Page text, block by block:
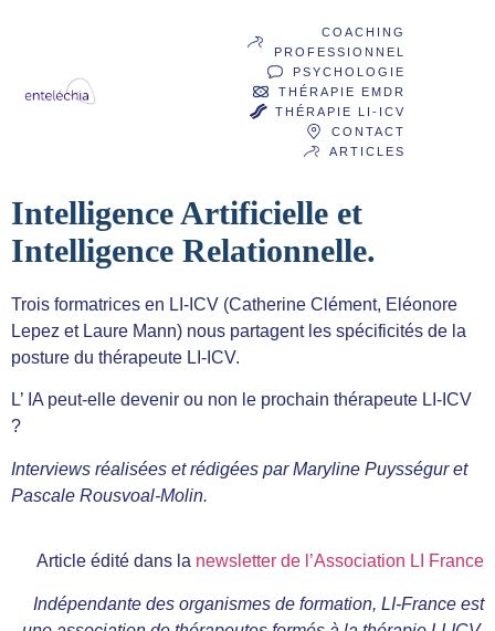
COACHING
PROFESSIONNEL
PSYCHOLOGIE
THÉRAPIE EMDR
THÉRAPIE LI-ICV
CONTACT
ARTICLES
Intelligence Artificielle et
Intelligence Relationnelle.
Trois formatrices en LI-ICV (Catherine Clément, Eléonore
Lepez et Laure Mann) nous partagent les spécificités de la
posture du thérapeute LI-ICV.
L’ IA peut-elle devenir ou non le prochain thérapeute LI-ICV
?
Interviews réalisées et rédigées par Maryline Puysségur et
Pascale Rousvoal-Molin.
Article édité dans la newsletter de l’Association LI France
Indépendante des organismes de formation, LI-France est